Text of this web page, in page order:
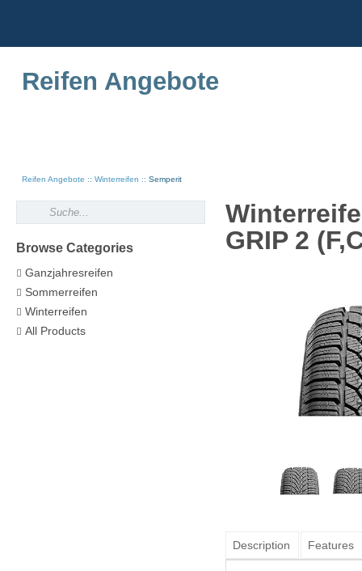
Reifen Angebote
Reifen Angebote Winterreifen Semperit
GRIP 2
Description Features
Browse Categories
Ganzjahresreifen
Sommerreifen
Winterreifen
All Products